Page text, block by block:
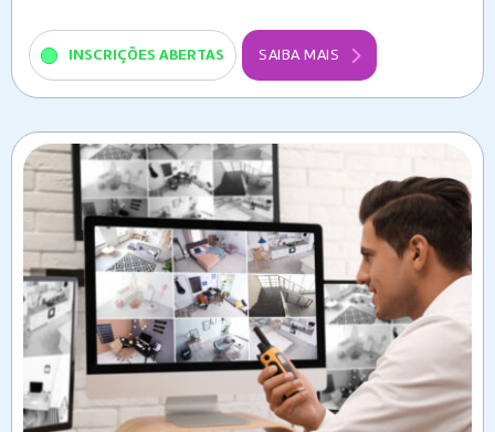
INSCRIÇÕES ABERTAS SAIBA MAIS